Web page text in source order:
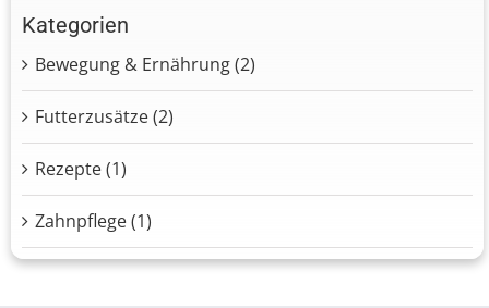
Kategorien
Bewegung & Ernährung (2)
Futterzusätze (2)
Rezepte (1)
Zahnpflege (1)